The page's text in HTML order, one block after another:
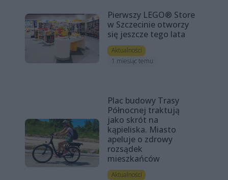
Pierwszy LEGO® Store
w Szczecinie otworzy
się jeszcze tego lata
Aktualności
1 miesiąc temu
Plac budowy Trasy
Północnej traktują
jako skrót na
kąpieliska. Miasto
apeluje o zdrowy
rozsądek
mieszkańców
Aktualności